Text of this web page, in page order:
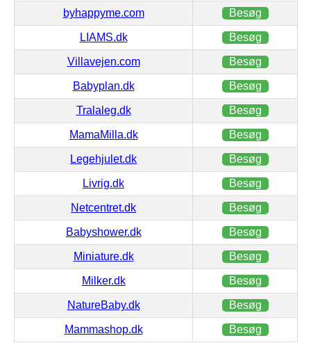
byhappyme.com Besøg
LIAMS.dk Besøg
Villavejen.com Besøg
Babyplan.dk Besøg
Tralaleg.dk Besøg
MamaMilla.dk Besøg
Legehjulet.dk Besøg
Livrig.dk Besøg
Netcentret.dk Besøg
Babyshower.dk Besøg
Miniature.dk Besøg
Milker.dk Besøg
NatureBaby.dk Besøg
Mammashop.dk Besøg